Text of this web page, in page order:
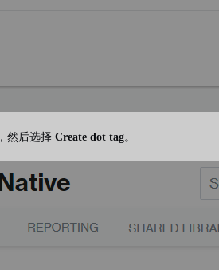
，然后选择 Create dot tag。